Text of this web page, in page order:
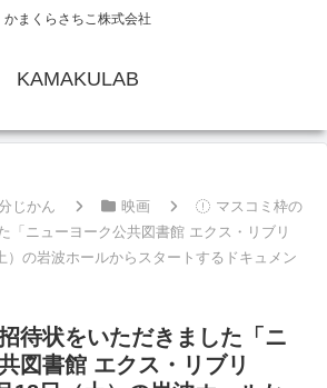
かまくらさちこ株式会社
KAMAKULAB
じかん 映画
マスコミ枠の
「ニューヨーク公共図書館 エクス・リブリ
）の岩波ホールからスタートするドキュメン
待状をいただきました「ニ
図書館 エクス・リブリ